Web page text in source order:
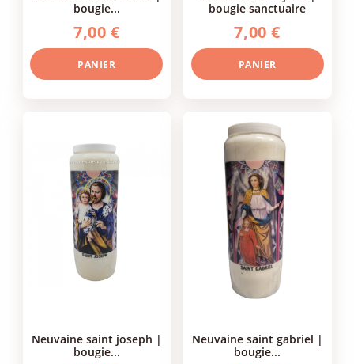
bougie...
7,00 €
PANIER
bougie sanctuaire
7,00 €
PANIER
neuvaine saint joseph |
bougie...
neuvaine saint gabriel |
bougie...